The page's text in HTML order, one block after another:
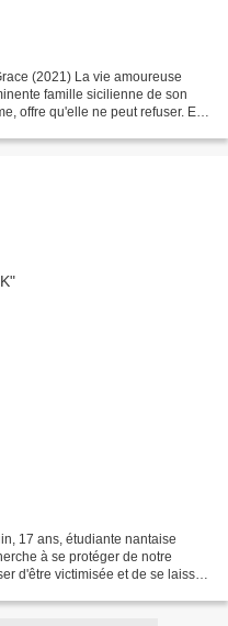
(2021) La vie amoureuse
famille sicilienne de son
offre qu'elle ne peut refuser. Elle
17 ans, étudiante nantaise
à se protéger de notre
d'être victimisée et de se laisser